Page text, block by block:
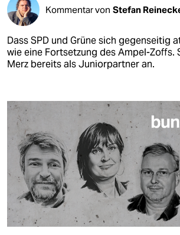
Kommentar von Stefan
Dass SPD und Grüne sich gegenseitig
wie eine Fortsetzung des Ampel-Zoffs.
Merz bereits als Juniorpartner an.